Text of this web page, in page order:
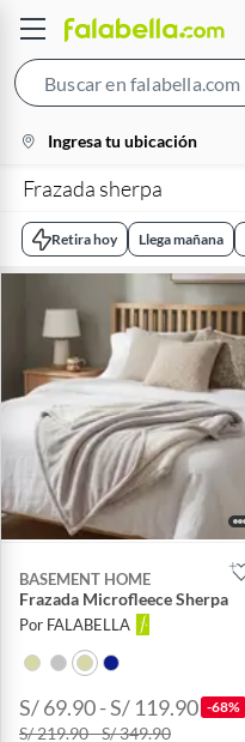
location-
icon
Ingresa tu ubicación
Frazada sherpa
Retira hoy Llega mañana
BASEMENT HOME
Frazada Microfleece Sherpa
Por FALABELLA
S/ 69.90 - S/ 119.90 -68%
S/ 219.90 - S/ 349.90